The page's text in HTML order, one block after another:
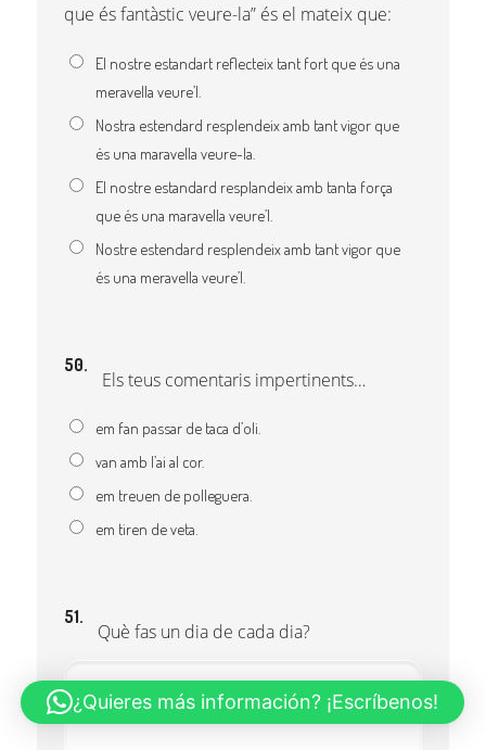
que és fantàstic veure-la” és el mateix que:
El nostre estandart reflecteix tant fort que és una
meravella veure’l.
Nostra estendard resplendeix amb tant vigor que
és una maravella veure-la.
El nostre estandard resplandeix amb tanta força
que és una maravella veure’l.
Nostre estendard resplendeix amb tant vigor que
és una meravella veure’l.
50.
Els teus comentaris impertinents…
em fan passar de taca d’oli.
van amb l’ai al cor.
em treuen de polleguera.
em tiren de veta.
51.
Què fas un dia de cada dia?
¿Quieres más información? ¡Escríbenos!